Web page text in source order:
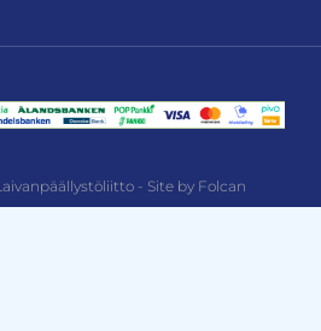
- Site by Folcan